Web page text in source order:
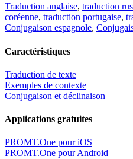
Traduction anglaise, traduction
coréenne, traduction portugaise,
Conjugaison espagnole,
Caractéristiques
Traduction de texte
Exemples de contexte
Conjugaison et déclinaison
Applications gratuites
PROMT.One pour iOS
PROMT.One pour Android